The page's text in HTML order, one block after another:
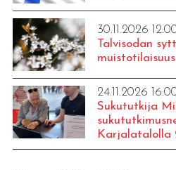
30.11.2026
Talvisodan
muistotilaisuus
24.11.2026
Sukututkija
Karjalatalolla